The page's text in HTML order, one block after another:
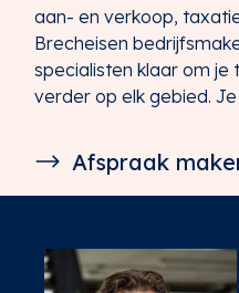
aan- en verkoop,
Brecheisen
specialisten klaar om je
verder op elk gebied.
Afspraak